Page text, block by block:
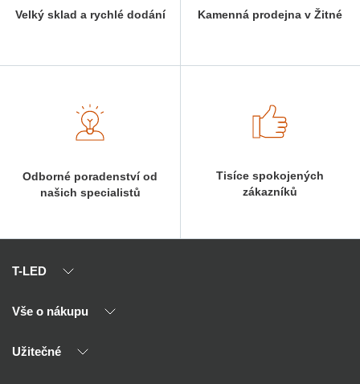
Velký sklad a rychlé dodání Kamenná prodejna v Žitné
Odborné poradenství od
našich specialistů
Tisíce spokojených
zákazníků
T-LED
O nás
Kontakty
Vše o nákupu
Výhody T-LED
Užitečné